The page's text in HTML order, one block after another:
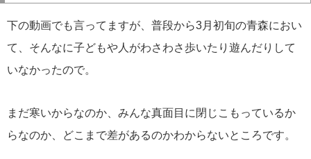
下の動画でも言ってますが、普段から3月初旬の青森におい
て、そんなに子どもや人がわさわさ歩いたり遊んだりして
いなかったので。
まだ寒いからなのか、みんな真面目に閉じこもっているか
らなのか、どこまで差があるのかわからないところです。